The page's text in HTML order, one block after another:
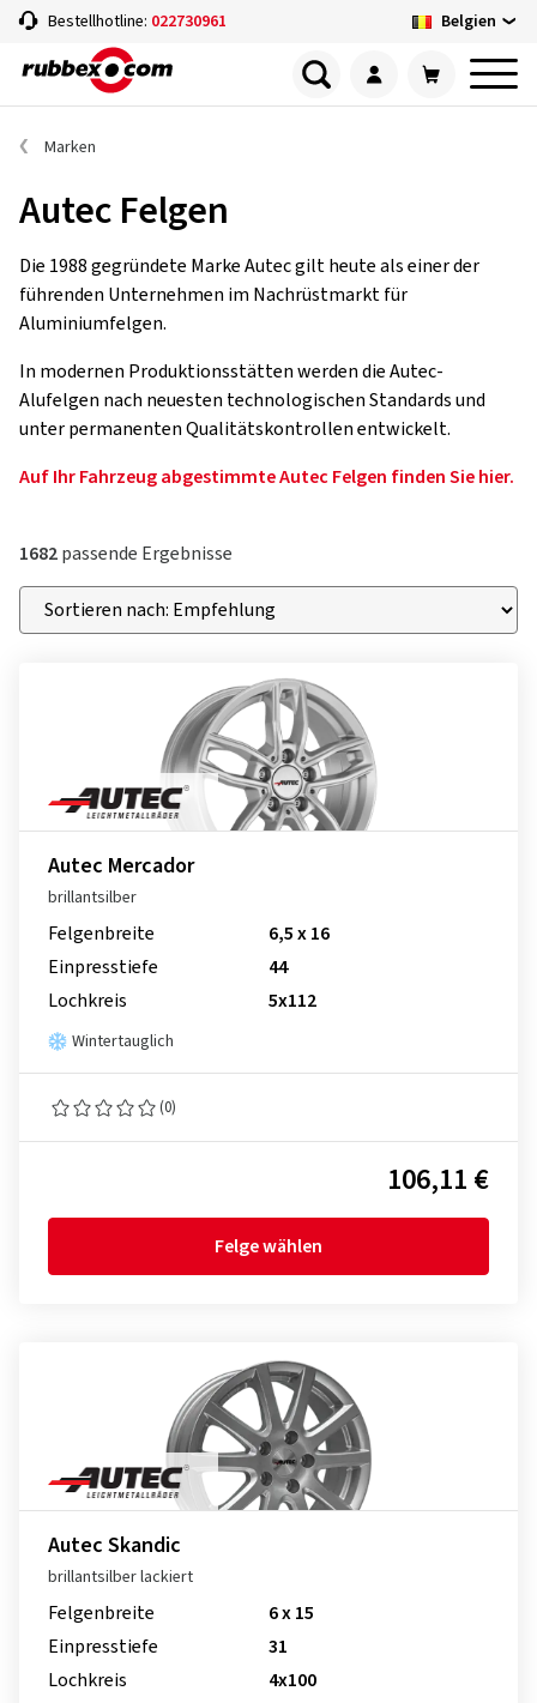
Bestellhotline: 022730961 Belgien
Marken
Autec Felgen
Die 1988 gegründete Marke Autec gilt heute als einer der
führenden Unternehmen im Nachrüstmarkt für
Aluminiumfelgen.
In modernen Produktionsstätten werden die Autec-
Alufelgen nach neuesten technologischen Standards und
unter permanenten Qualitätskontrollen entwickelt.
Auf Ihr Fahrzeug abgestimmte Autec Felgen finden Sie hier.
1682passende Ergebnisse
Autec Mercador
brillantsilber
Felgenbreite
6,5 x 16
Einpresstiefe
44
Lochkreis
5x112
Wintertauglich
(0)
106,11 €
Felge wählen
Autec Skandic
brillantsilber lackiert
Felgenbreite
6 x 15
Einpresstiefe
31
Lochkreis
4x100